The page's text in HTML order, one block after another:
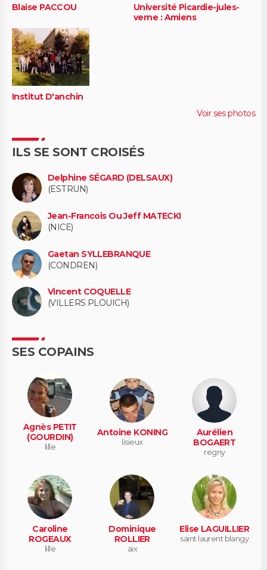
Blaise PACCOU
Université Picardie-jules-
verne : Amiens
Institut D'anchin
Voir ses photos
ILS SE SONT CROISÉS
Delphine SÉGARD (DELSAUX)
(ESTRUN)
Jean-Francois Ou Jeff MATECKI
(NICE)
Gaetan SYLLEBRANQUE
(CONDREN)
Vincent COQUELLE
(VILLERS PLOUICH)
SES COPAINS
Agnès PETIT
(GOURDIN)
lille
Antoine KONING
lisieux
Aurélien
BOGAERT
regny
Caroline
ROGEAUX
lille
Dominique
ROLLIER
aix
Elise LAGUILLIER
saint laurent blangy